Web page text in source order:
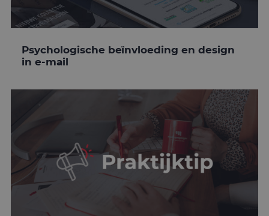
Psychologische beïnvloeding en design
in e-mail